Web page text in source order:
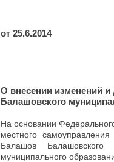
от 25.6.2014
О внесении изменений
Балашовского
На основании
местного
Балашов Балашовского
муниципального